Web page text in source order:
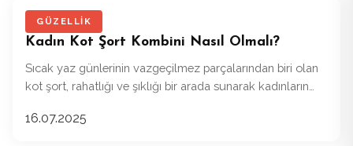
GÜZELLIK
Kadın Kot Şort Kombini Nasıl Olmalı?
Sıcak yaz günlerinin vazgeçilmez parçalarından biri olan
kot şort, rahatlığı ve şıklığı bir arada sunarak kadınların
16.07.2025